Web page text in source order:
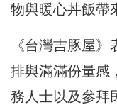
物與暖心丼飯帶
《台灣吉豚屋
排與滿滿份量感
務人士以及參拜